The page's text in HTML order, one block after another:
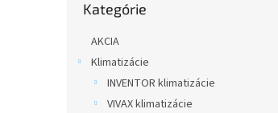
kategórie
Kategórie
AKCIA
Klimatizácie
INVENTOR klimatizácie
VIVAX klimatizácie